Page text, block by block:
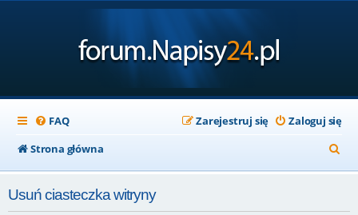
FAQ Zaloguj się
Zarejestruj się
Strona główna
z
Usuń ciasteczka witryny